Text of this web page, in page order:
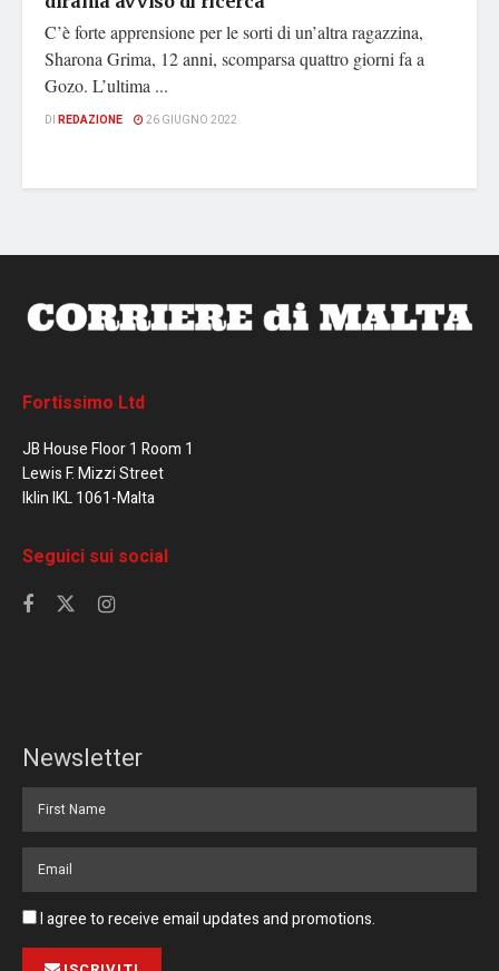
C’è forte apprensione per le sorti di un’altra ragazzina,
Sharona Grima, 12 anni, scomparsa quattro giorni fa a
Gozo. L’ultima ...
DI REDAZIONE 26 GIUGNO 2022
Fortissimo Ltd
JB House Floor 1 Room 1
Lewis F. Mizzi Street
Iklin IKL 1061-Malta
Seguici sui social
Newsletter
I agree to receive email updates and promotions.